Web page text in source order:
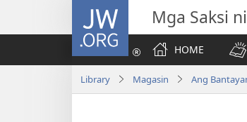
JW.ORG Mga Saksi
HOME
Library Magasin Ang